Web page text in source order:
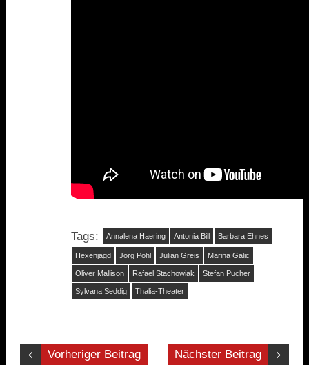
Tags: Annalena Haering Antonia Bill Barbara Ehnes
Hexenjagd Jörg Pohl Julian Greis Marina Galic
Oliver Mallison Rafael Stachowiak Stefan Pucher
Sylvana Seddig Thalia-Theater
Nächster Beitrag
Vorheriger Beitrag